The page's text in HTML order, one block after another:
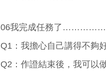
06我完成任務了
Q1：我擔心自己講
Q2：作證結束後，